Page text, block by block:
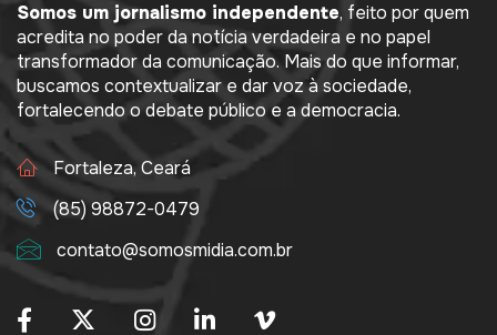
Somos um jornalismo independente, feito por quem
acredita no poder da notícia verdadeira e no papel
transformador da comunicação. Mais do que informar,
buscamos contextualizar e dar voz à sociedade,
fortalecendo o debate público e a democracia.
Fortaleza, Ceará
(85) 98872-0479
contato@somosmidia.com.br